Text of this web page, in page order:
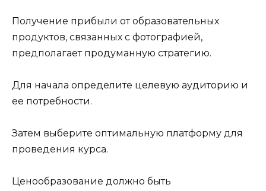
Получение прибыли от образовательных
продуктов, связанных с фотографией,
предполагает продуманную стратегию.
Для начала определите целевую аудиторию и
ее потребности.
Затем выберите оптимальную платформу для
проведения курса.
Ценообразование должно быть